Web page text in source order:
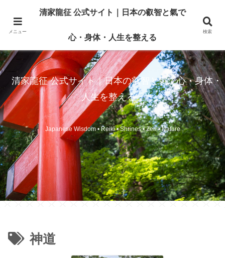
清家龍征 公式サイト｜日本の叡智と氣で心・身体・
人生を整える
Japanese Wisdom • Reiki • Shrines • Zen • Nature
神道
メニュー
清家龍征 公式サイト｜日本の叡智と氣で
心・身体・人生を整える
検索